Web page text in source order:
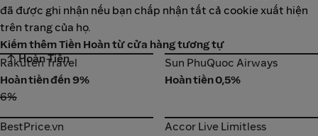
đã được ghi nhận nếu bạn chấp nhận tất cả cookie xuất hiện
trên trang của họ.
Kiếm thêm Tiền Hoàn từ cửa hàng tương tự
Rakuten Travel
↑ Hoàn Tiền
Rakuten Travel
Hoàn tiền đến 9%
6%
Sun PhuQuoc Airways
Sun PhuQuoc Airways
Hoàn tiền 0,5%
BestPrice.vn
BestPrice.vn
Accor Live Limitless
Accor Live Limitless